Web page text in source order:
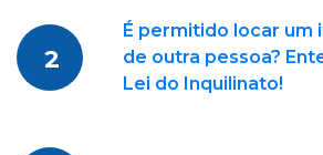
2
É permitido locar um
de outra pessoa?
Lei do Inquilinato!